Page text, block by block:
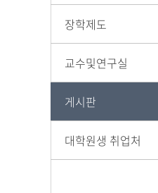
장학제도
장학일반
교내장학금
교외장학금
교수및연구실
게시판
대학원생 취업처